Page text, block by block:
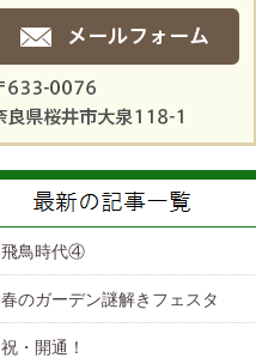
飛鳥時代④
春のガーデン謎解きフェスタ
祝・開通！